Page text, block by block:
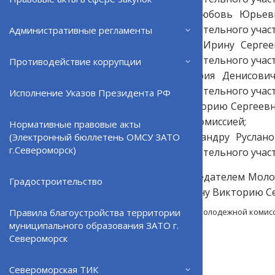
Административные регламенты
Противодействие коррупции
Исполнение Указов Президента РФ
Нормативные правовые акты
(Электронный бюллетень ОМСУ ЗАТО
г.Североморск)
Градостроительство
Правила благоустройства территории
муниципального образования ЗАТО г.
Североморск
Североморская ТИК
3) Маковскую Любовь
комиссией избирательного
4) Немиловскую Ирину
комиссией избирательного
5) Попова Валерия
комиссией избирательного
6) Середину Викторию
избирательной комиссией;
7) Шубину Александру
комиссией избирательного
Назначить председателем
комиссии Середину Викторию
Положение о Молодежной
329.21Кб